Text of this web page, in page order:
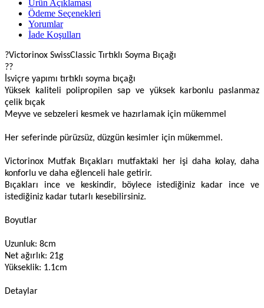
Ürün Açıklaması
Ödeme Seçenekleri
Yorumlar
İade Koşulları
?Victorinox SwissClassic Tırtıklı Soyma Bıçağı
??
İsviçre yapımı tırtıklı soyma bıçağı
Yüksek kaliteli polipropilen sap ve yüksek karbonlu paslanmaz
çelik bıçak
Meyve ve sebzeleri kesmek ve hazırlamak için mükemmel
Her seferinde pürüzsüz, düzgün kesimler için mükemmel.
Victorinox Mutfak Bıçakları mutfaktaki her işi daha kolay, daha
konforlu ve daha eğlenceli hale getirir.
Bıçakları ince ve keskindir, böylece istediğiniz kadar ince ve
istediğiniz kadar tutarlı kesebilirsiniz.
Boyutlar
Uzunluk: 8cm
Net ağırlık: 21g
Yükseklik: 1.1cm
Detaylar